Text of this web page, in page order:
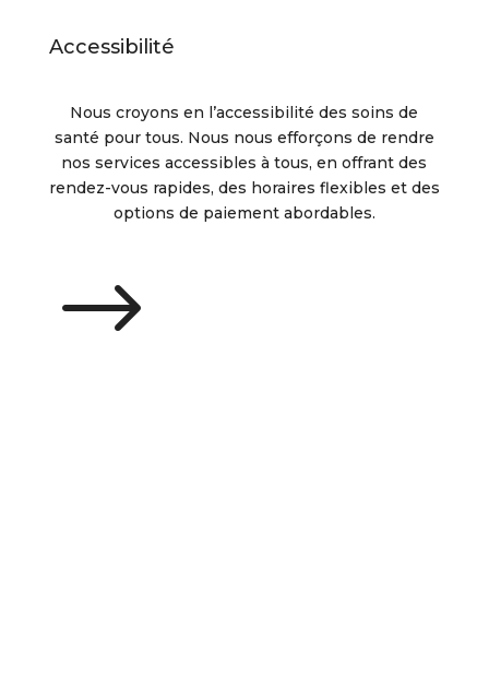
Accessibilité
Nous croyons en l’accessibilité des soins de
santé pour tous. Nous nous efforçons de rendre
nos services accessibles à tous, en offrant des
rendez-vous rapides, des horaires flexibles et des
options de paiement abordables.
$